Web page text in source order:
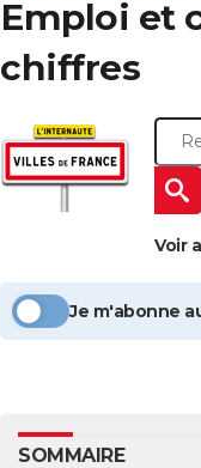
Emploi et
chiffres
Voir
Je m'abonne
SOMMAIRE